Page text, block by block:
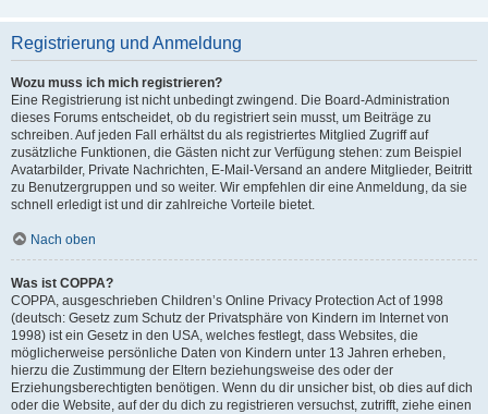
Registrierung und Anmeldung
Wozu muss ich mich registrieren?
Eine Registrierung ist nicht unbedingt zwingend. Die Board-Administration
dieses Forums entscheidet, ob du registriert sein musst, um Beiträge zu
schreiben. Auf jeden Fall erhältst du als registriertes Mitglied Zugriff auf
zusätzliche Funktionen, die Gästen nicht zur Verfügung stehen: zum Beispiel
Avatarbilder, Private Nachrichten, E-Mail-Versand an andere Mitglieder, Beitritt
zu Benutzergruppen und so weiter. Wir empfehlen dir eine Anmeldung, da sie
schnell erledigt ist und dir zahlreiche Vorteile bietet.
Nach oben
Was ist COPPA?
COPPA, ausgeschrieben Children’s Online Privacy Protection Act of 1998
(deutsch: Gesetz zum Schutz der Privatsphäre von Kindern im Internet von
1998) ist ein Gesetz in den USA, welches festlegt, dass Websites, die
möglicherweise persönliche Daten von Kindern unter 13 Jahren erheben,
hierzu die Zustimmung der Eltern beziehungsweise des oder der
Erziehungsberechtigten benötigen. Wenn du dir unsicher bist, ob dies auf dich
oder die Website, auf der du dich zu registrieren versuchst, zutrifft, ziehe einen